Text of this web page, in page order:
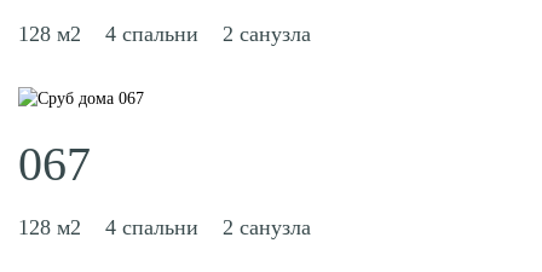
128 м2 4 спальни 2 санузла
067
128 м2 4 спальни 2 санузла